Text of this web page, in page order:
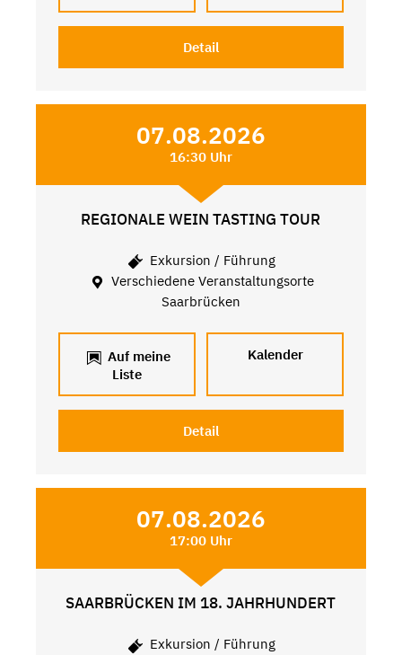
Detail
07.08.2026
16:30 Uhr
REGIONALE WEIN TASTING TOUR
Exkursion / Führung
Verschiedene Veranstaltungsorte
Saarbrücken
Auf meine
Liste
Kalender
Detail
07.08.2026
17:00 Uhr
SAARBRÜCKEN IM 18. JAHRHUNDERT
Exkursion / Führung